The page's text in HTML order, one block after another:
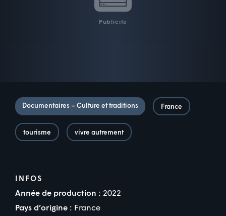
Publicité
Documentaires – Culture et traditions France
tourisme vivre autrement
INFOS
Année de production : 2022
Pays d’origine : France